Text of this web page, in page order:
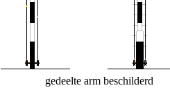
gedeelte arm beschilderd